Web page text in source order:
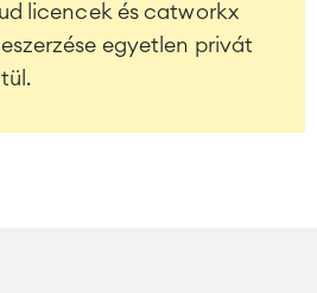
licencek és catworkx
egyetlen privát